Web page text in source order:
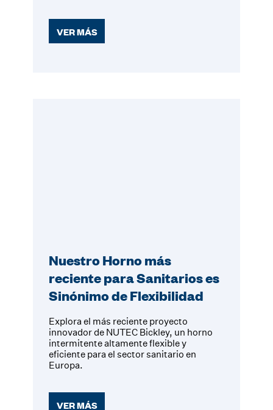
VER MÁS
Nuestro Horno más
reciente para Sanitarios es
Sinónimo de Flexibilidad
Explora el más reciente proyecto
innovador de NUTEC Bickley, un horno
intermitente altamente flexible y
eficiente para el sector sanitario en
Europa.
VER MÁS